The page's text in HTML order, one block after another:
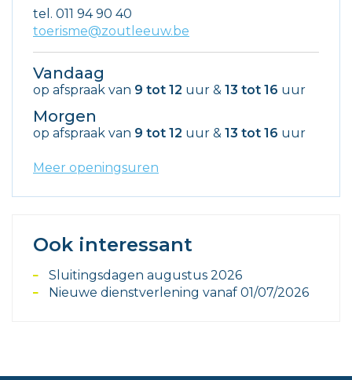
tel. 011 94 90 40
E-
toerisme@zoutleeuw.be
Vandaag
op afspraak van 9 tot 12 uur & 13 tot 16 uur
Morgen
op afspraak van 9 tot 12 uur & 13 tot 16 uur
Meer openingsuren
Ook interessant
Sluitingsdagen augustus 2026
Nieuwe dienstverlening vanaf 01/07/2026